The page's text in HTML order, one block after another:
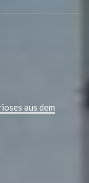
aus dem